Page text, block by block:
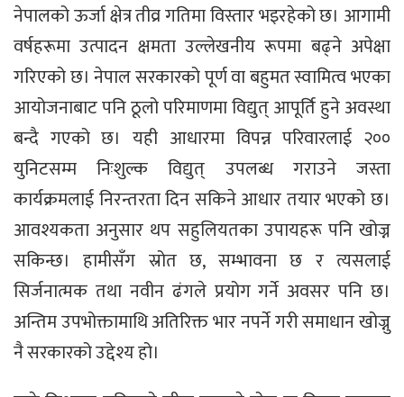
नेपालको ऊर्जा क्षेत्र तीव्र गतिमा विस्तार भइरहेको छ। आगामी
वर्षहरूमा उत्पादन क्षमता उल्लेखनीय रूपमा बढ्ने अपेक्षा
गरिएको छ। नेपाल सरकारको पूर्ण वा बहुमत स्वामित्व भएका
आयोजनाबाट पनि ठूलो परिमाणमा विद्युत् आपूर्ति हुने अवस्था
बन्दै गएको छ। यही आधारमा विपन्न परिवारलाई २००
युनिटसम्म निःशुल्क विद्युत् उपलब्ध गराउने जस्ता
कार्यक्रमलाई निरन्तरता दिन सकिने आधार तयार भएको छ।
आवश्यकता अनुसार थप सहुलियतका उपायहरू पनि खोज्न
सकिन्छ। हामीसँग स्रोत छ, सम्भावना छ र त्यसलाई
सिर्जनात्मक तथा नवीन ढंगले प्रयोग गर्ने अवसर पनि छ।
अन्तिम उपभोक्तामाथि अतिरिक्त भार नपर्ने गरी समाधान खोज्नु
नै सरकारको उद्देश्य हो।